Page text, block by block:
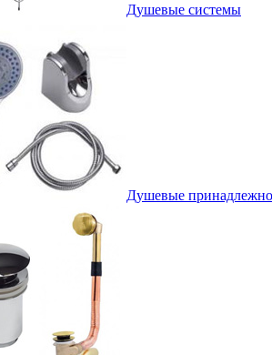
Душевые системы
Душевые